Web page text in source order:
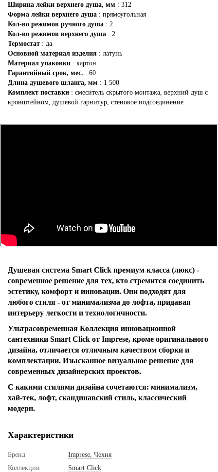
Ширина лейки верхнего душа, мм : 312
Форма лейки верхнего душа : прямоугольная
Кол-во режимов ручного душа : 2
Кол-во режимов верхнего душа : 2
Термостат : да
Основной материал изделия : латунь
Материал упаковки : картон
Гарантийный срок, мес. : 60
Длина душевого шланга, мм : 1 500
Комплект поставки : смеситель скрытого монтажа, верхний душ с
кронштейном, душевой гарнитур, стеновое подсоединение
Душевая система Smart Click премиум класса (люкс) -
современное решение для тех, кто стремится соединить
эстетику, комфорт и инновации. Они подходят для
любого стиля - от минимализма до лофта, придавая
интерьеру легкости и технологичности.
Ультрасовременная Коллекция инновационной
сантехники Smart Click от Imprese, кроме оригинального
дизайна, отличается отличным качеством сборки и
комплектации. Изысканное визуальное решение для
современных дизайнерских проектов.
С какими стилями дизайна сочетаются: минимализм,
хай-тек, лофт, скандинавский стиль, классический
модерн.
Характеристики
Бренд
Imprese, Чехия
Коллекции
Smart Click